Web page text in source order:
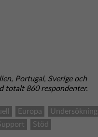
Portugal, Sverige och
totalt 860 respondenter.
Europa
Undersökning
Stöd